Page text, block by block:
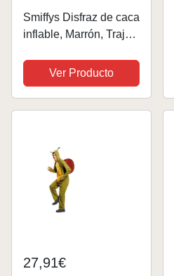
Smiffys Disfraz de caca
inflable, Marrón, Traje
Ver Producto
27,91€